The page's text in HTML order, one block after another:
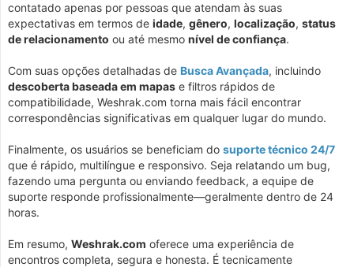
contatado apenas por pessoas que atendam às suas
expectativas em termos de idade, gênero, localização, status
de relacionamento ou até mesmo nível de confiança.
Com suas opções detalhadas de Busca Avançada, incluindo
descoberta baseada em mapas e filtros rápidos de
compatibilidade, Weshrak.com torna mais fácil encontrar
correspondências significativas em qualquer lugar do mundo.
Finalmente, os usuários se beneficiam do suporte técnico 24/7
que é rápido, multilíngue e responsivo. Seja relatando um bug,
fazendo uma pergunta ou enviando feedback, a equipe de
suporte responde profissionalmente—geralmente dentro de 24
horas.
Em resumo, Weshrak.com oferece uma experiência de
encontros completa, segura e honesta. É tecnicamente